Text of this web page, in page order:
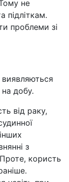
не
підліткам.
проблеми зі
виявляються
добу.
від раку,
з
користь